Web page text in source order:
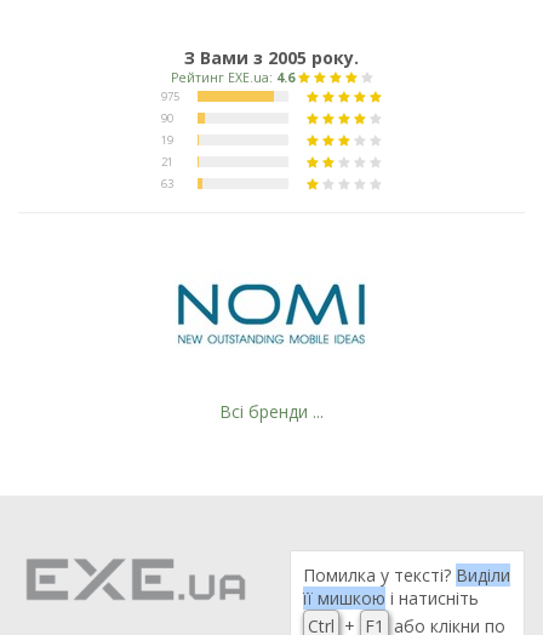
З Вами з 2005 року.
19
Всі бренди ...
Помилка у тексті? Виділи
її мишкою і натисніть
Ctrl + F1
або клікни по